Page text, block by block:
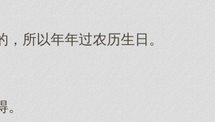
所以年年过农历生日。